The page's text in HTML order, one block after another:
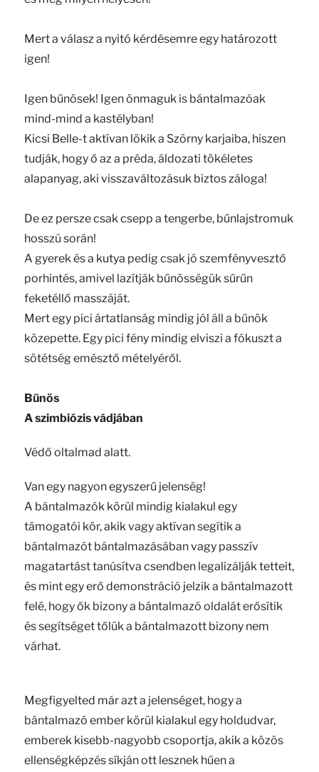
Mert a válasz a nyitó kérdésemre egy határozott
igen!
Igen bűnösek! Igen önmaguk is bántalmazóak
mind-mind a kastélyban!
Kicsi Belle-t aktívan lökik a Szörny karjaiba, hiszen
tudják, hogy ő az a préda, áldozati tökéletes
alapanyag, aki visszaváltozásuk biztos záloga!
De ez persze csak csepp a tengerbe, bűnlajstromuk
hosszú során!
A gyerek és a kutya pedig csak jó szemfényvesztő
porhintés, amivel lazítják bűnösségük sűrűn
feketéllő masszáját.
Mert egy pici ártatlanság mindig jól áll a bűnök
közepette. Egy pici fény mindig elviszi a fókuszt a
sötétség emésztő mételyéről.
Bűnös
A szimbiózis vádjában
Védő oltalmad alatt.
Van egy nagyon egyszerű jelenség!
A bántalmazók körül mindig kialakul egy
támogatói kör, akik vagy aktívan segítik a
bántalmazót bántalmazásában vagy passzív
magatartást tanúsítva csendben legalizálják tetteit,
és mint egy erő demonstráció jelzik a bántalmazott
felé, hogy ők bizony a bántalmazó oldalát erősítik
és segítséget tőlük a bántalmazott bizony nem
várhat.
Megfigyelted már azt a jelenséget, hogy a
bántalmazó ember körül kialakul egy holdudvar,
emberek kisebb-nagyobb csoportja, akik a közös
ellenségképzés síkján ott lesznek hűen a